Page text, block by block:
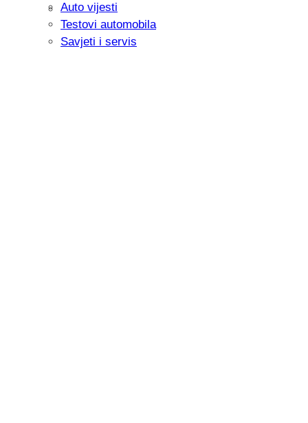
Savjetujemo: Što učiniti kada vaš
Auto vijesti
Testovi automobila
Savjeti i servis